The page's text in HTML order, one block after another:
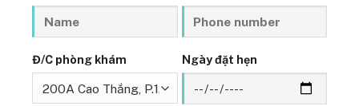
Đ/C phòng khám Ngày đặt hẹn